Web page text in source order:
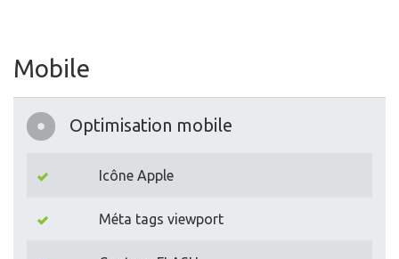
Mobile
Optimisation mobile
Icône Apple
Méta tags viewport